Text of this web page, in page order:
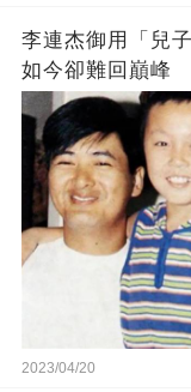
李連杰御用「兒
如今卻難回巔峰
2023/04/20